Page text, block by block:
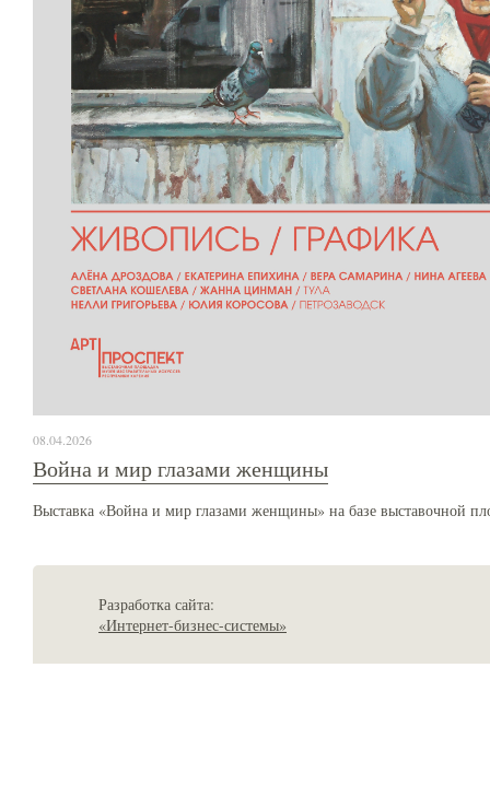
08.04.2026
Война и мир глазами женщины
Выставка «Война и мир глазами женщины» на базе выставочной
Разработка сайта:
«Интернет-бизнес-системы»